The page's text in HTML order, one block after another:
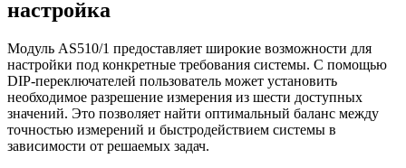
настройка
Модуль AS510/1 предоставляет широкие возможности для
настройки под конкретные требования системы. С помощью
DIP-переключателей пользователь может установить
необходимое разрешение измерения из шести доступных
значений. Это позволяет найти оптимальный баланс между
точностью измерений и быстродействием системы в
зависимости от решаемых задач.